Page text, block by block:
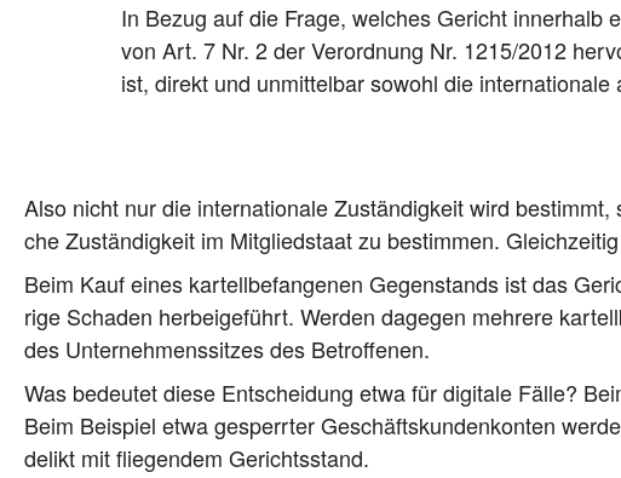
In Bezug auf die Fra­ge, wel­ches Gericht
von Art. 7 Nr. 2 der Ver­ord­nung Nr. 1215/2012
ist, direkt und unmit­tel­bar sowohl die
Also nicht nur die inter­na­tio­na­le Zustän­dig­keit wird
che Zustän­dig­keit im Mit­glied­staat zu bestim­men.
Beim Kauf eines kar­tell­be­fan­ge­nen Gegen­stands ist das
ri­ge Scha­den her­bei­ge­führt. Wer­den dage­gen meh­re­re
des Unter­neh­mens­sit­zes des Betroffenen.
Was bedeu­tet die­se Ent­schei­dung etwa für digi­ta­le Fäl­le?
Beim Bei­spiel etwa gesperr­ter Geschäfts­kun­den­kon­ten
de­likt mit flie­gen­dem Gerichtsstand.